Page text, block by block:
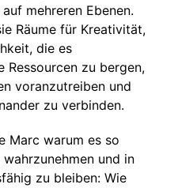
mehreren Ebenen.
Räume für Kreativität,
die es
Ressourcen zu bergen,
voranzutreiben und
zu verbinden.
Marc warum es so
und in
zu bleiben: Wie